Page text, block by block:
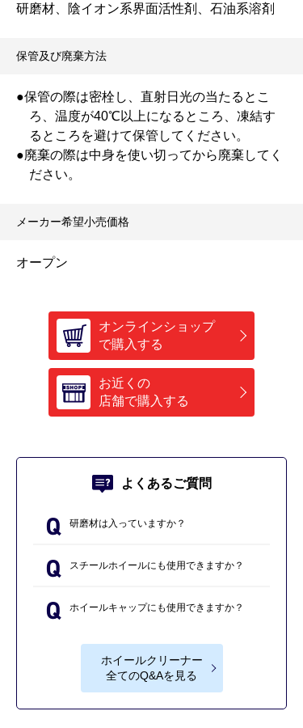
研磨材、陰イオン系界面活性剤、石油系溶剤
保管及び廃棄方法
●保管の際は密栓し、直射日光の当たるとこ
ろ、温度が40℃以上になるところ、凍結す
るところを避けて保管してください。
●廃棄の際は中身を使い切ってから廃棄してく
ださい。
メーカー希望小売価格
オープン
オンラインショップ
で購入する
お近くの
店舗で購入する
よくあるご質問
研磨材は入っていますか？
スチールホイールにも使用できますか？
ホイールキャップにも使用できますか？
ホイールクリーナー
全てのQ&Aを見る